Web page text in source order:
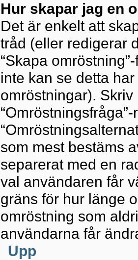
Hur skapar jag en
Det är enkelt att
tråd (eller redigerar
“Skapa
inte kan se detta
omröstningar).
som mest bestäms
separerat med en
val användaren får
gräns för hur länge
omröstning som
användarna får
Upp